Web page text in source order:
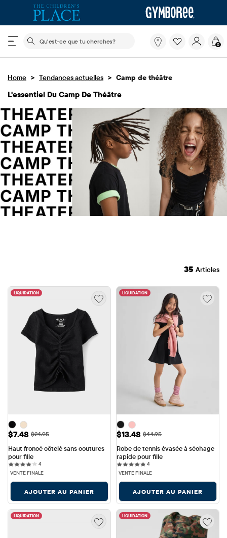
Le champ de recherche ci-dessous filtre les
Qu'est-
que
cherches?
0
Home > Tendances actuelles > Camp de théâtre
L'essentiel Du Camp De Théâtre
35 Articles
LIQUIDATION
Prix ​​de vente: $7.48
$7.48 Prix ​​d'origine: $24.95
$24.95
Haut froncé côtelé sans coutures
pour fille
44 reviews
VENTE FINALE
AJOUTER AU PANIER
LIQUIDATION
Prix ​​de vente: $13.48
$13.48 Prix ​​d'origine: $44.95
$44.95
Robe de tennis évasée à séchage
rapide pour fille
44 reviews
VENTE FINALE
AJOUTER AU PANIER
LIQUIDATION LIQUIDATION